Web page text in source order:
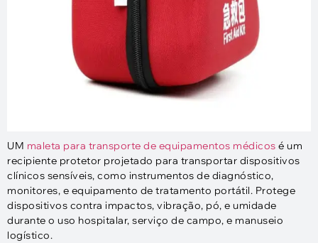
UM maleta para transporte de equipamentos médicos é um
recipiente protetor projetado para transportar dispositivos
clínicos sensíveis, como instrumentos de diagnóstico,
monitores, e equipamento de tratamento portátil. Protege
dispositivos contra impactos, vibração, pó, e umidade
durante o uso hospitalar, serviço de campo, e manuseio
logístico.